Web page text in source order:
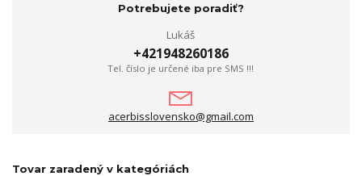
Potrebujete poradiť?
Lukáš
+421948260186
Tel. číslo je určené iba pre SMS !!!
acerbisslovensko@gmail.com
Tovar zaradený v kategóriách